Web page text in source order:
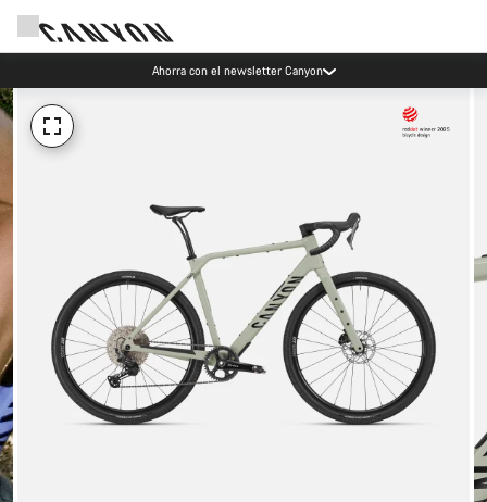
Ahorra con el newsletter Canyon